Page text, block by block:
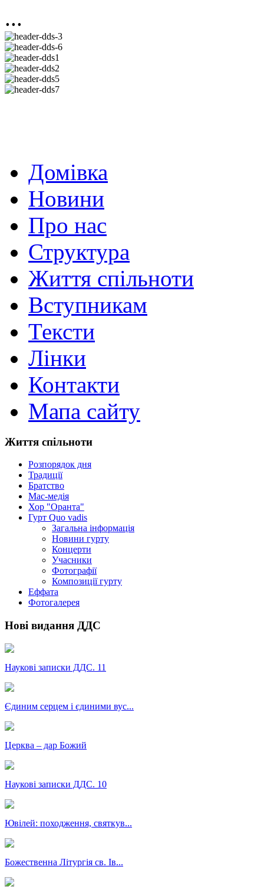
...
Домівка
Новини
Про нас
Структура
Життя спільноти
Вступникам
Тексти
Лінки
Контакти
Мапа сайту
Життя спільноти
Розпорядок дня
Традиції
Братство
Мас-медія
Хор "Оранта"
Гурт Quo vadis
Загальна інформація
Новини гурту
Концерти
Учасники
Фотографії
Композиції гурту
Еффата
Фотогалерея
Нові видання ДДС
Наукові записки ДДС. 11
Єдиним серцем і єдиними вус...
Церква – дар Божий
Наукові записки ДДС. 10
Ювілей: походження, святкув...
Божественна Літургія св. Ів...